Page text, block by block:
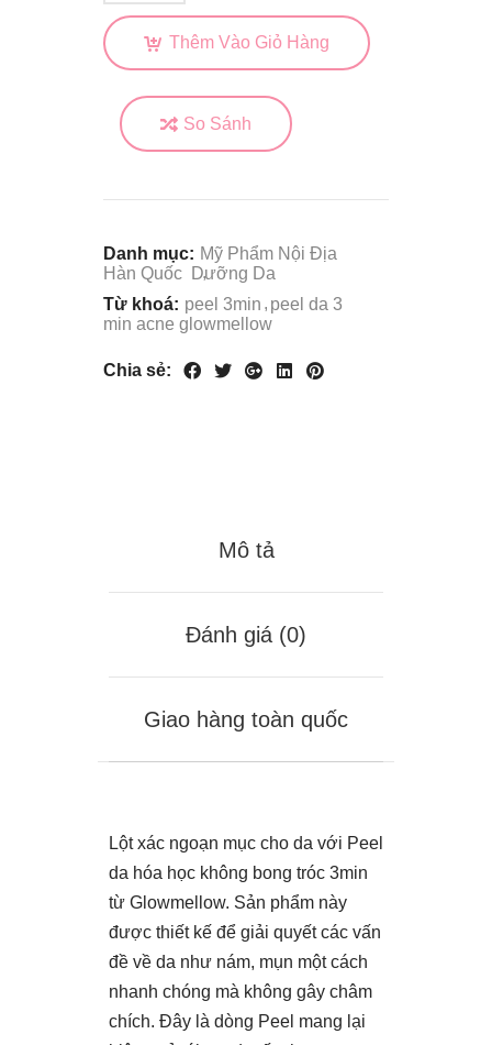
Thêm Vào Giỏ Hàng
So Sánh
Danh mục: Mỹ Phẩm Nội Địa
Hàn Quốc
Dưỡng Da
Từ khoá: peel 3min peel da 3
min acne glowmellow
Chia sẻ:
Mô tả
Đánh giá (0)
Giao hàng toàn quốc
Lột xác ngoạn mục cho da với Peel
da hóa học không bong tróc 3min
từ Glowmellow. Sản phẩm này
được thiết kế để giải quyết các vấn
đề về da như nám, mụn một cách
nhanh chóng mà không gây châm
chích. Đây là dòng Peel mang lại